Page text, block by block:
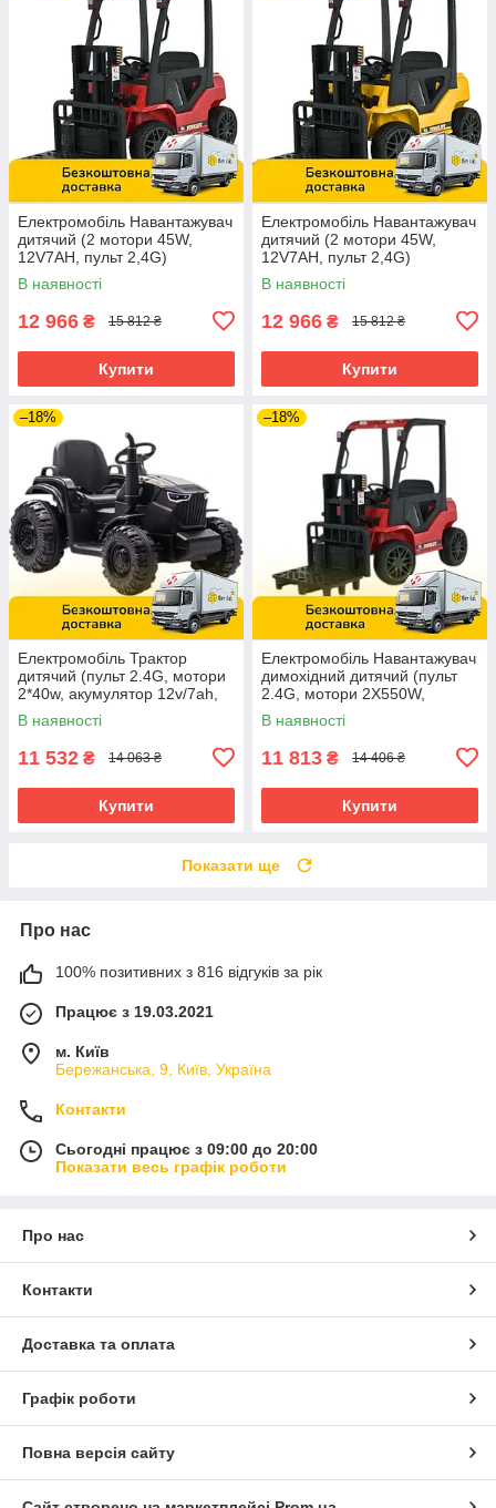
Електромобіль Навантажувач
дитячий (2 мотори 45W,
12V7AH, пульт 2,4G)
Спецтехніка Bambi M
6063EBLR-3 Червоний
В наявності
12 966 ₴ 15 812 ₴
Купити
Електромобіль Навантажувач
дитячий (2 мотори 45W,
12V7AH, пульт 2,4G)
Спецтехніка Bambi M
6063EBLR-6 Жовтий
В наявності
12 966 ₴ 15 812 ₴
Купити
–18%
Електромобіль Трактор
дитячий (пульт 2.4G, мотори
2*40w, акумулятор 12v/7ah,
MP3, USB) CJ000A Чорний
В наявності
11 532 ₴ 14 063 ₴
Купити
–18%
Електромобіль Навантажувач
димохідний дитячий (пульт
2.4G, мотори 2X550W,
акумулятор 12V7AH, USB,
Mp3, підсвітка) BLS08
В наявності
11 813 ₴ 14 406 ₴
Купити
Показати ще
Про нас
100% позитивних з 816 відгуків за рік
Працює з 19.03.2021
м. Київ
Бережанська, 9, Київ, Україна
Контакти
Сьогодні працює з 09:00 до 20:00
Показати весь графік роботи
Про нас
Контакти
Доставка та оплата
Графік роботи
Повна версія сайту